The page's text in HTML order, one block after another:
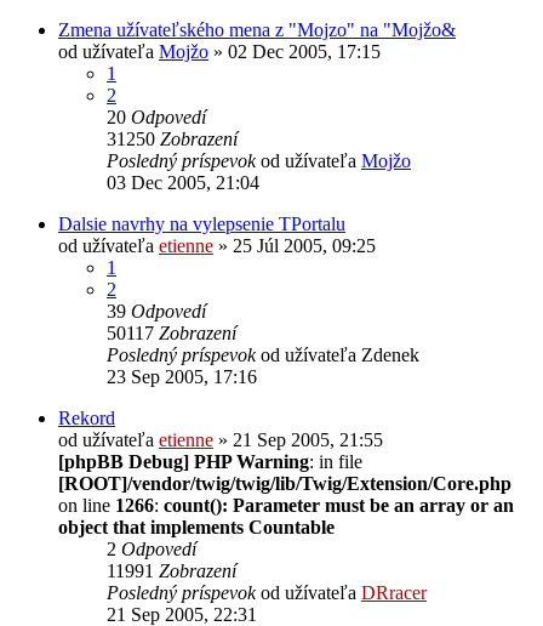
Zmena užívateľského mena z "Mojzo" na "Mojžo&
od užívateľa Mojžo » 02 Dec 2005, 17:15
1
2
20 Odpovedí
31250 Zobrazení
Posledný príspevokod užívateľa Mojžo
03 Dec 2005, 21:04
Dalsie navrhy na vylepsenie TPortalu
od užívateľa etienne » 25 Júl 2005, 09:25
1
2
39 Odpovedí
50117 Zobrazení
Posledný príspevokod užívateľa Zdenek
23 Sep 2005, 17:16
Rekord
od užívateľa etienne » 21 Sep 2005, 21:55
[phpBB Debug] PHP Warning: in file
[ROOT]/vendor/twig/twig/lib/Twig/Extension/Core.php
on line 1266: count(): Parameter must be an array or an
object that implements Countable
2 Odpovedí
11991 Zobrazení
Posledný príspevokod užívateľa DRracer
21 Sep 2005, 22:31